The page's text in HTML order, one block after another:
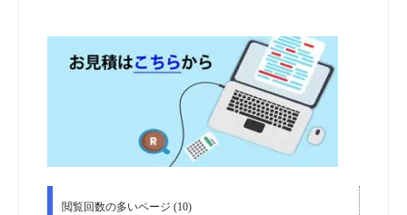
閲覧回数の多いページ (10)